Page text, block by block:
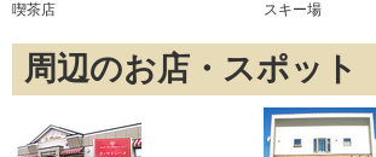
喫茶店
スキー場
周辺のお店・スポット